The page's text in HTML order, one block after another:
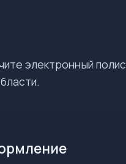
электронный полис